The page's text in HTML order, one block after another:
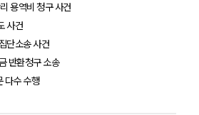
용역비 청구 사건
사건
단소송 사건
반환청구 소송
다수 수행